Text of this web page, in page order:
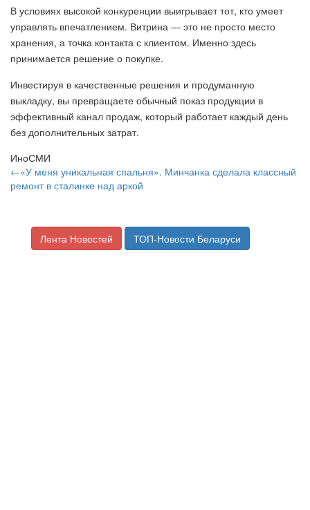
В условиях высокой конкуренции выигрывает тот, кто умеет
управлять впечатлением. Витрина — это не просто место
хранения, а точка контакта с клиентом. Именно здесь
принимается решение о покупке.
Инвестируя в качественные решения и продуманную
выкладку, вы превращаете обычный показ продукции в
эффективный канал продаж, который работает каждый день
без дополнительных затрат.
ИноСМИ
←«У меня уникальная спальня». Минчанка сделала классный
ремонт в сталинке над аркой
Лента Новостей ТОП-Новости Беларуси